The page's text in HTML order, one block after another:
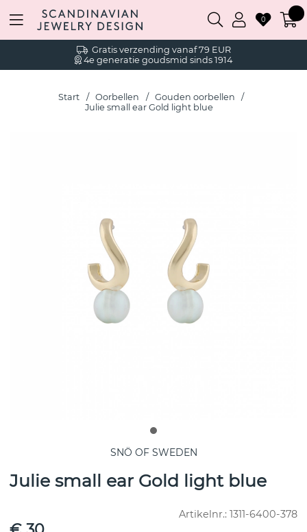
Gratis verzending vanaf 79 EUR
4e generatie goudsmid sinds 1914
0
Start Oorbellen
Gouden oorbellen
Julie small ear Gold light blue
SNÖ OF SWEDEN
Julie small ear Gold light blue
Artikelnr.: 1311-6400-378